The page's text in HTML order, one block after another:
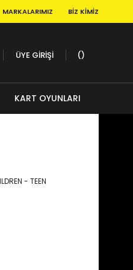
MARKALARIMIZ BIZ KIMIZ
ÜYE GİRİŞİ
KART OYUNLARI
- TEEN